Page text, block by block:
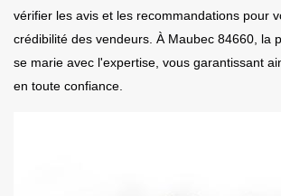
vérifier les avis et les recommandations pour
crédibilité des vendeurs. À Maubec 84660, la
se marie avec l'expertise, vous garantissant
en toute confiance.